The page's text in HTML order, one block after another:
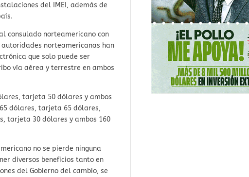
del IMEI, además de
consulado norteamericano con
norteamericanas han
que solo puede ser
vía aérea y terrestre en ambos
tarjeta 50 dólares y ambos
dólares, tarjeta 65 dólares,
tarjeta 30 dólares y ambos 160
no se pierde ninguna
diversos beneficios tanto en
del Gobierno del cambio, se